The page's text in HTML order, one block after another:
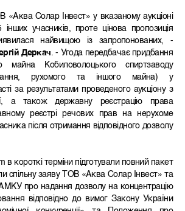
«Аква Солар Інвест» у вказаному аукціоні
учасників, проте цінова пропозиція
найвищою із запропонованих, -
Деркач. - Угода передбачає придбання
майна
Кобиловолоцького спиртзаводу
рухомого та іншого майна) у
за результатами проведеного аукціону з
а також державну реєстрацію права
реєстрі речових прав на нерухоме
після отримання відповідного дозволу
в короткі терміни підготували повний пакет
спільну заяву ТОВ «Аква Солар Інвест» та
АМКУ про надання дозволу на концентрацію
відповідно до вимог Закону України